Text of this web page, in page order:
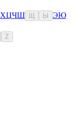
ХЦЧШ Ы ЭЮ
Z